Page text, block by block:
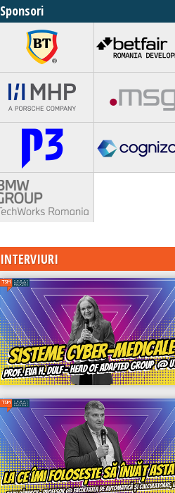
Sponsori
INTERVIURI